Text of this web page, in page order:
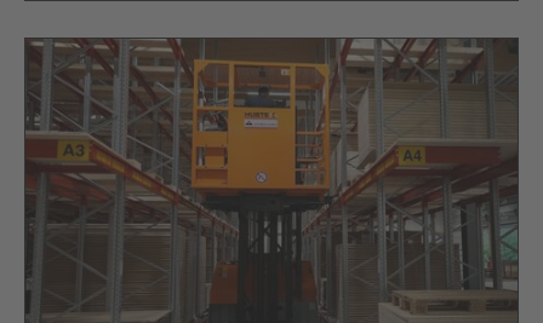
PLATEFORME ÉLECTRIQUE DE
PRÉPARATION DE COMMANDES DES 2
CÔTÉS À 2 MATS OU À CISEAUX EZK
plate-forme de préparation de commandes EZK est
particulièrement adaptée en cas de rotation élevée
. Elle se
caractérise par un
fonctionnement des 2 côtés. L'appareil se